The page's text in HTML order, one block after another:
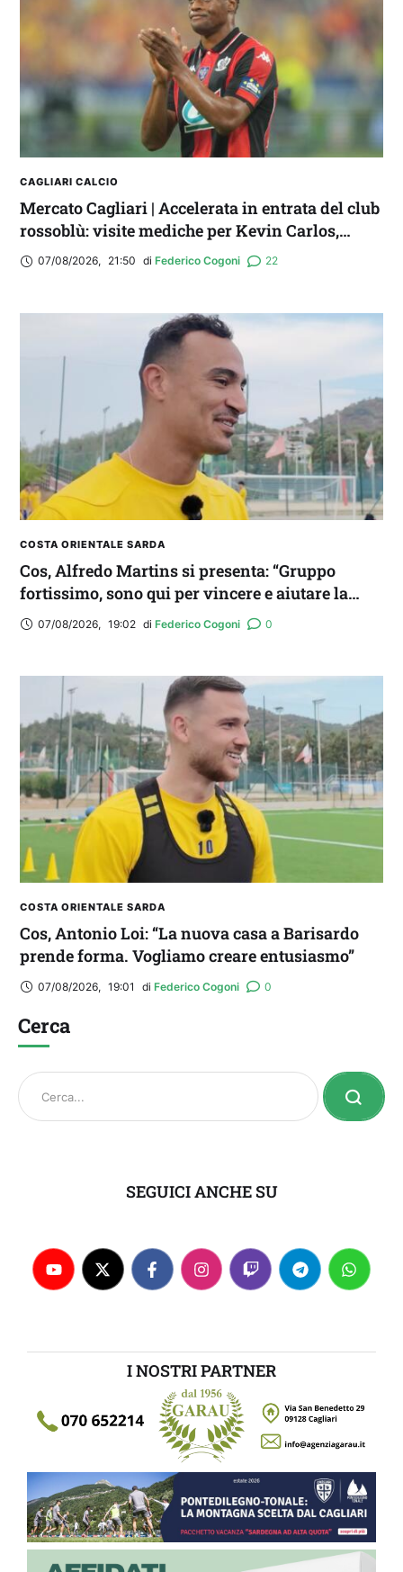
FANTA 131 LIVE | La nuova stagione al
fantacalcio: le novità di Fanta 131 e chi
acquistare
CAGLIARI CALCIO
Mercato Cagliari | Accelerata in entrata del club
rossoblù: visite mediche per Kevin Carlos,
Maldini e Aurelio
07/08/2026, 21:50 di Federico Cogoni 22
COSTA ORIENTALE SARDA
Cos, Alfredo Martins si presenta: “Gruppo
fortissimo, sono qui per vincere e aiutare la
squadra. Idolo? Mi ispiro a Romario”
07/08/2026, 19:02 di Federico Cogoni 0
COSTA ORIENTALE SARDA
Cos, Antonio Loi: “La nuova casa a Barisardo
prende forma. Vogliamo creare entusiasmo”
07/08/2026, 19:01 di Federico Cogoni 0
Cerca
SEGUICI ANCHE SU
I NOSTRI PARTNER